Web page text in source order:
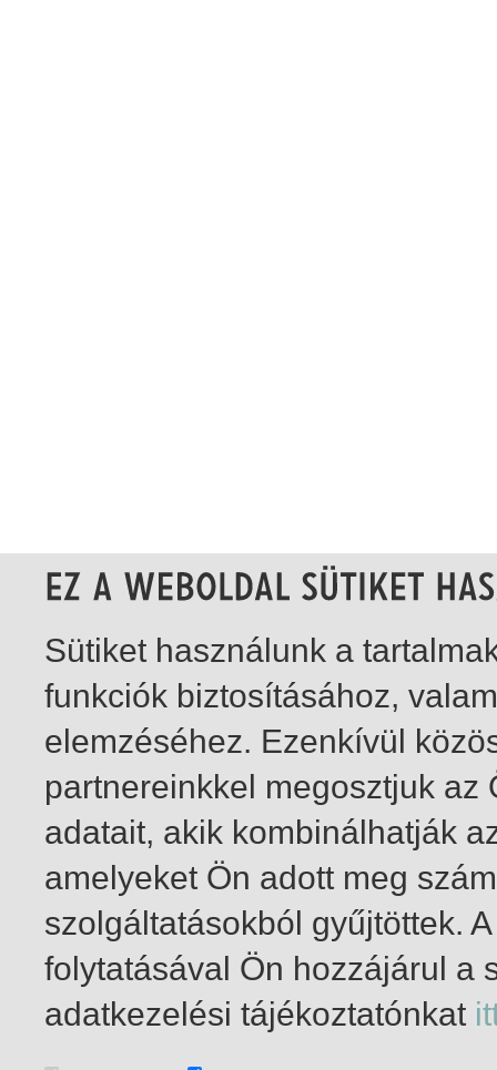
1-9 / összesen 9 találat
Sütiket használunk a
funkciók biztosításához,
elemzéséhez. Ezenkívül
partnereinkkel megosztjuk
adatait, akik kombinálhatják
amelyeket Ön adott meg
szolgáltatásokból gyűjtöttek.
folytatásával Ön hozzájárul a
adatkezelési tájékoztatónkat